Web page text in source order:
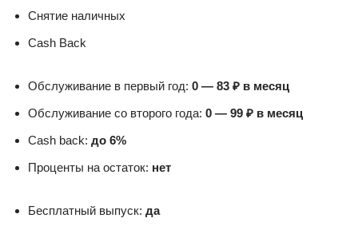
Снятие наличных
Cash Back
Обслуживание в первый год: 0 — 83 ₽ в месяц
Обслуживание со второго года: 0 — 99 ₽ в месяц
Cash back: до 6%
Проценты на остаток: нет
Бесплатный выпуск: да